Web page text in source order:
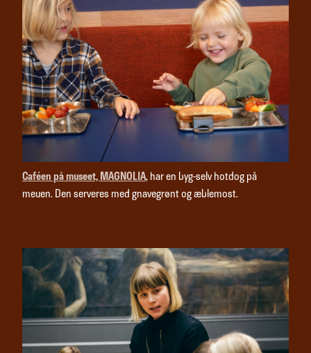
Caféen på museet, MAGNOLIA, har en byg-selv hotdog på
meuen. Den serveres med gnavegrønt og æblemost.